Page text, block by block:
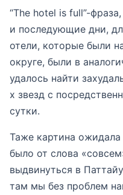
“The hotel is full”-
и последующие дни,
отели, которые были
округе, были в
удалось найти
х звезд с
сутки.
Таже картина
было от слова
выдвинуться в
там мы без проблем